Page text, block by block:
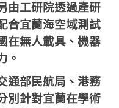
由工研院透過產研
合宜蘭海空域測試
在無人載具、機器
。
通部民航局、港務
別針對宜蘭在學術